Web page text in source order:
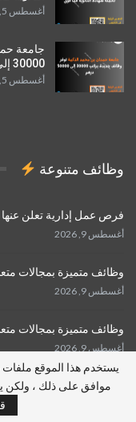
أغسطس 5, 2026
جامعة
30000 إلى…
أغسطس 5, 2026
وظائف متنوعة
فرص عمل إدارية تعلن
أغسطس 9, 2026
وظائف متميزة بمجالات
أغسطس 9, 2026
وظائف متميزة بمجالات
أغسطس 9, 2026
السابق التالي 1 من 778
يستخدم هذا الموقع
موافق على ذلك ، ولكن